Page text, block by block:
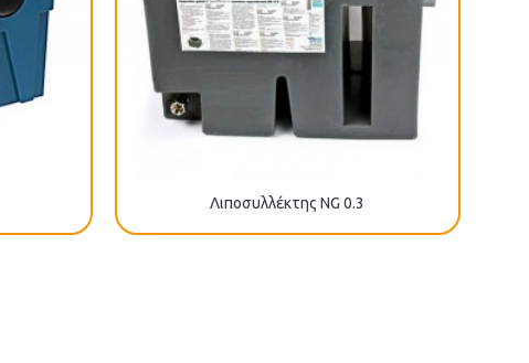
Λιποσυλλέκτης NG 0.3